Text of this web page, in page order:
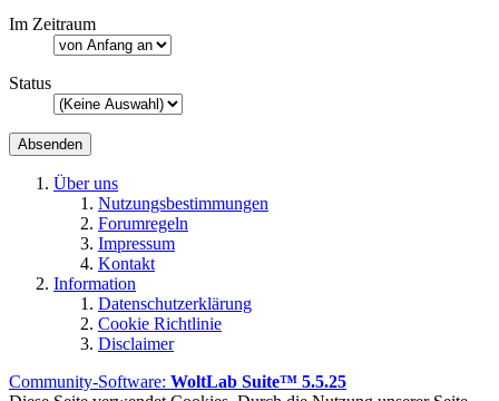
Im Zeitraum
Status
Über uns
Nutzungsbestimmungen
Forumregeln
Impressum
Kontakt
Information
Datenschutzerklärung
Cookie Richtlinie
Disclaimer
Community-Software: WoltLab Suite™ 5.5.25